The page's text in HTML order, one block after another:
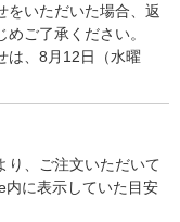
をいただいた場合、返
ご了承ください。
は、8月12日（水曜
り、ご注文いただいて
内に表示していた目安